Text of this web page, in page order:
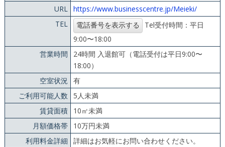
URL
https://www.businesscentre.jp/Meieki/
TEL
Tel受付時間：平日
9:00〜18:00
営業時間
24時間 入退館可（電話受付は平日9:00〜
18:00）
空室状況
有
ご利用可能人数
5人未満
賃貸面積
10㎡未満
月額価格帯
10万円未満
利用料金詳細
詳細はお気軽にお問い合わせください。